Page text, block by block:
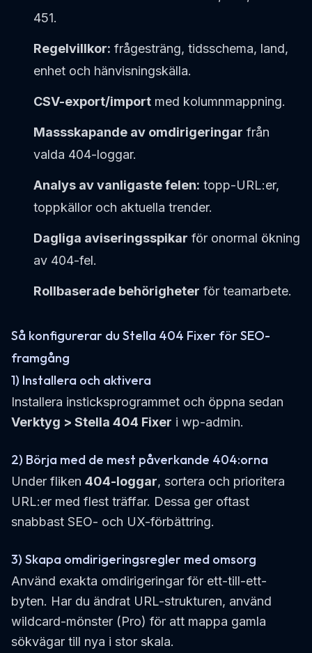
451.
Regelvillkor: frågesträng, tidsschema, land,
enhet och hänvisningskälla.
CSV-export/import med kolumnmappning.
Massskapande av omdirigeringar från
valda 404-loggar.
Analys av vanligaste felen: topp-URL:er,
toppkällor och aktuella trender.
Dagliga aviseringsspikar för onormal ökning
av 404-fel.
Rollbaserade behörigheter för teamarbete.
Så konfigurerar du Stella 404 Fixer för SEO-
framgång
1) Installera och aktivera
Installera insticksprogrammet och öppna sedan
Verktyg > Stella 404 Fixer i wp-admin.
2) Börja med de mest påverkande 404:orna
Under fliken 404-loggar, sortera och prioritera
URL:er med flest träffar. Dessa ger oftast
snabbast SEO- och UX-förbättring.
3) Skapa omdirigeringsregler med omsorg
Använd exakta omdirigeringar för ett-till-ett-
byten. Har du ändrat URL-strukturen, använd
wildcard-mönster (Pro) för att mappa gamla
sökvägar till nya i stor skala.